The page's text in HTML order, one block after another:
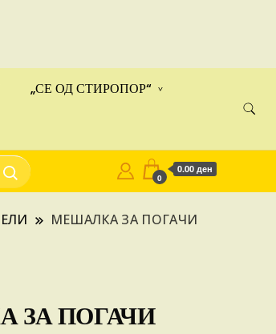
„СЕ ОД СТИРОПОР“
0
0.00 ден
МЕШАЛКА ЗА ПОГАЧИ
ЗА ПОГАЧИ